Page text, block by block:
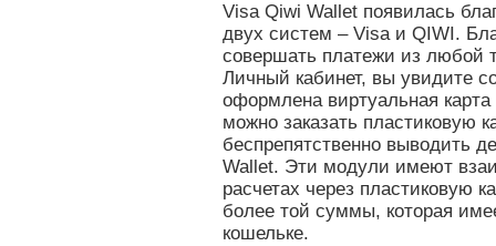
Visa Qiwi Wallet появилась
двух систем – Visa и QIWI.
совершать платежи из любой
Личный кабинет, вы увидите
оформлена виртуальная
можно заказать пластиковую
беспрепятственно выводить
Wallet. Эти модули имеют
расчетах через пластиковую
более той суммы, которая
кошельке.